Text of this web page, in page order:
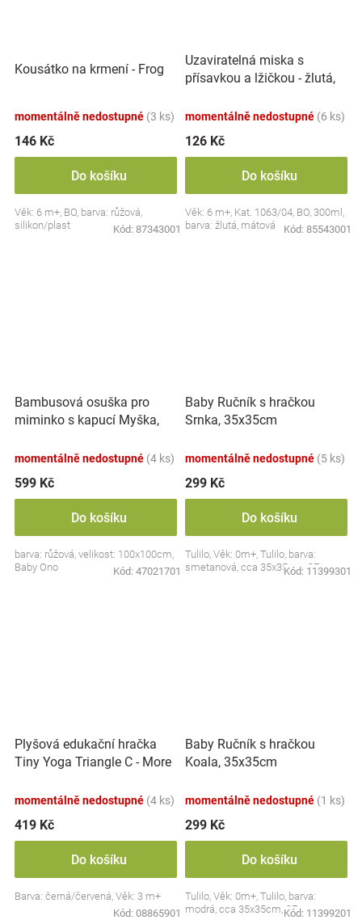
Kousátko na krmení - Frog
momentálně nedostupné (3 ks)
146 Kč
Do košíku
Věk: 6 m+, BO, barva: růžová,
silikon/plast
Kód: 87343001
Uzaviratelná miska s
přísavkou a lžičkou - žlutá,
momentálně nedostupné (6 ks)
126 Kč
Do košíku
Věk: 6 m+, Kat. 1063/04, BO, 300ml,
barva: žlutá, mátová
Kód: 85543001
Bambusová osuška pro
miminko s kapucí Myška,
momentálně nedostupné (4 ks)
599 Kč
Do košíku
barva: růžová, velikost: 100x100cm,
Baby Ono
Kód: 47021701
Baby Ručník s hračkou
Srnka, 35x35cm
momentálně nedostupné (5 ks)
299 Kč
Do košíku
Tulilo, Věk: 0m+, Tulilo, barva:
smetanová, cca 35x35cm, CE
Kód: 11399301
Plyšová edukační hračka
Tiny Yoga Triangle C - More
BabyOno
momentálně nedostupné (4 ks)
419 Kč
Do košíku
Barva: černá/červená, Věk: 3 m+
Kód: 08865901
Baby Ručník s hračkou
Koala, 35x35cm
momentálně nedostupné (1 ks)
299 Kč
Do košíku
Tulilo, Věk: 0m+, Tulilo, barva:
modrá, cca 35x35cm, CE
Kód: 11399201